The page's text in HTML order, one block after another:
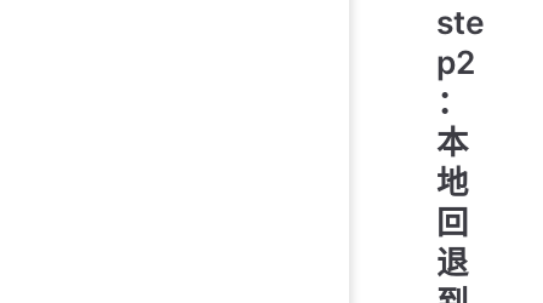
ste
p2
：
本
地
回
退